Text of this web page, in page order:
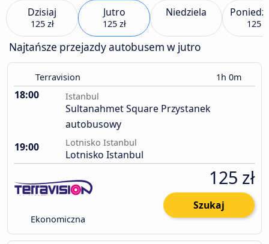
Dzisiaj
125 zł
Jutro
125 zł
Niedziela
125
Najtańsze przejazdy autobusem w jutro
Terravision 1h 0m
18:00 Istanbul
Sultanahmet Square Przystanek
autobusowy
19:00
Lotnisko Istanbul
Lotnisko Istanbul
Ekonomiczna
125 zł
Szukaj